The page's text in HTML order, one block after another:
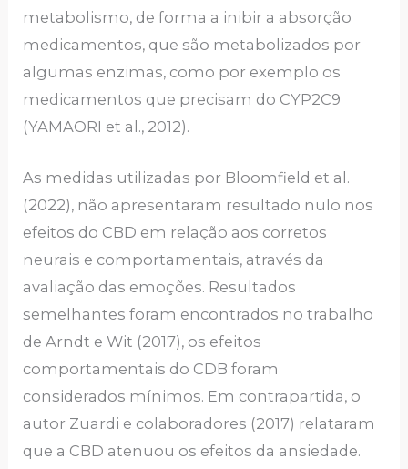
metabolismo, de forma a inibir a absorção
medicamentos, que são metabolizados por
algumas enzimas, como por exemplo os
medicamentos que precisam do CYP2C9
(YAMAORI et al., 2012).
As medidas utilizadas por Bloomfield et al.
(2022), não apresentaram resultado nulo nos
efeitos do CBD em relação aos corretos
neurais e comportamentais, através da
avaliação das emoções. Resultados
semelhantes foram encontrados no trabalho
de Arndt e Wit (2017), os efeitos
comportamentais do CDB foram
considerados mínimos. Em contrapartida, o
autor Zuardi e colaboradores (2017) relataram
que a CBD atenuou os efeitos da ansiedade.